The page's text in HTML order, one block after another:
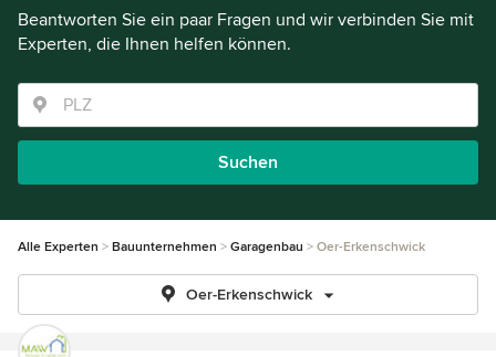
Beantworten Sie ein paar Fragen und wir verbinden Sie mit
Experten, die Ihnen helfen können.
Suchen
Alle Experten Bauunternehmen Garagenbau Oer-Erkenschwick
Oer-Erkenschwick